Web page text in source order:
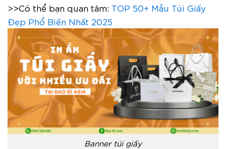
>>Có thể bạn quan tâm: TOP 50+ Mẫu Túi Giấy
Đẹp Phổ Biến Nhất 2025
Banner túi giấy